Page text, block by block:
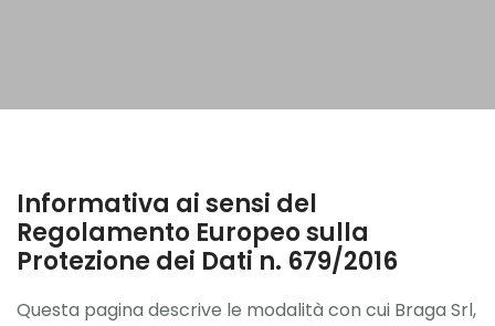
Informativa ai sensi del
Regolamento Europeo sulla
Protezione dei Dati n. 679/2016
Questa pagina descrive le modalità con cui Braga Srl,